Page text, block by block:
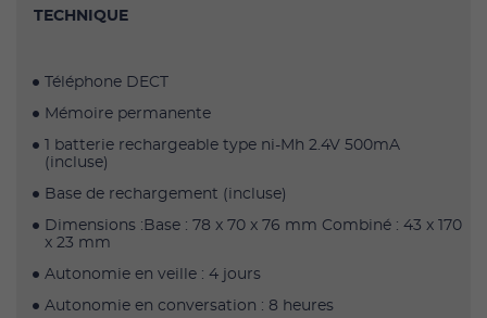
TECHNIQUE
Téléphone DECT
Mémoire permanente
1 batterie rechargeable type ni-Mh 2.4V 500mA
(incluse)
Base de rechargement (incluse)
Dimensions :Base : 78 x 70 x 76 mm Combiné : 43 x 170
x 23 mm
Autonomie en veille : 4 jours
Autonomie en conversation : 8 heures